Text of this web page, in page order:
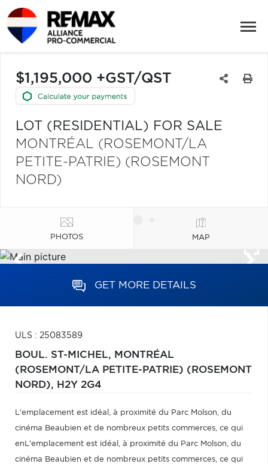
$1,195,000 +GST/QST
LOT (RESIDENTIAL) FOR SALE
MONTRÉAL (ROSEMONT/LA
PETITE-PATRIE) (ROSEMONT
NORD)
PHOTOS MAP
GET MORE DETAILS
ULS : 25083589
BOUL. ST-MICHEL, MONTRÉAL
(ROSEMONT/LA PETITE-PATRIE) (ROSEMONT
NORD), H2Y 2G4
L'emplacement est idéal, à proximité du Parc Molson, du
cinéma Beaubien et de nombreux petits commerces, ce qui
enL'emplacement est idéal, à proximité du Parc Molson, du
cinéma Beaubien et de nombreux petits commerces, ce qui